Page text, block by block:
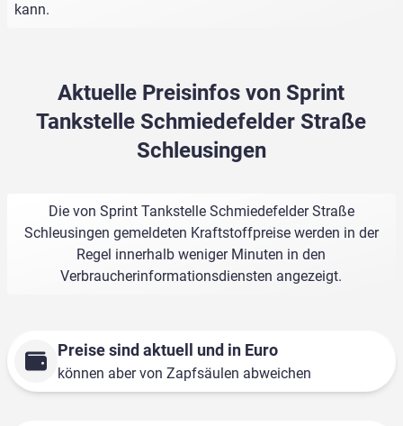
kann.
Aktuelle Preisinfos von Sprint
Tankstelle Schmiedefelder Straße
Schleusingen
Die von Sprint Tankstelle Schmiedefelder Straße
Schleusingen gemeldeten Kraftstoffpreise werden in der
Regel innerhalb weniger Minuten in den
Verbraucherinformationsdiensten angezeigt.
Preise sind aktuell und in Euro
können aber von Zapfsäulen abweichen